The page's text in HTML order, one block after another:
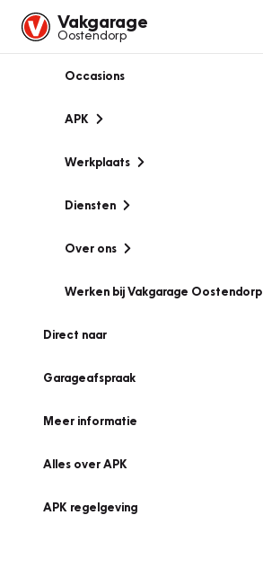
Vakgarage
Oostendorp
Occasions
APK
Werkplaats
Diensten
Over ons
Werken bij Vakgarage Oostendorp
Direct naar
Garageafspraak
Meer informatie
Alles over APK
APK regelgeving